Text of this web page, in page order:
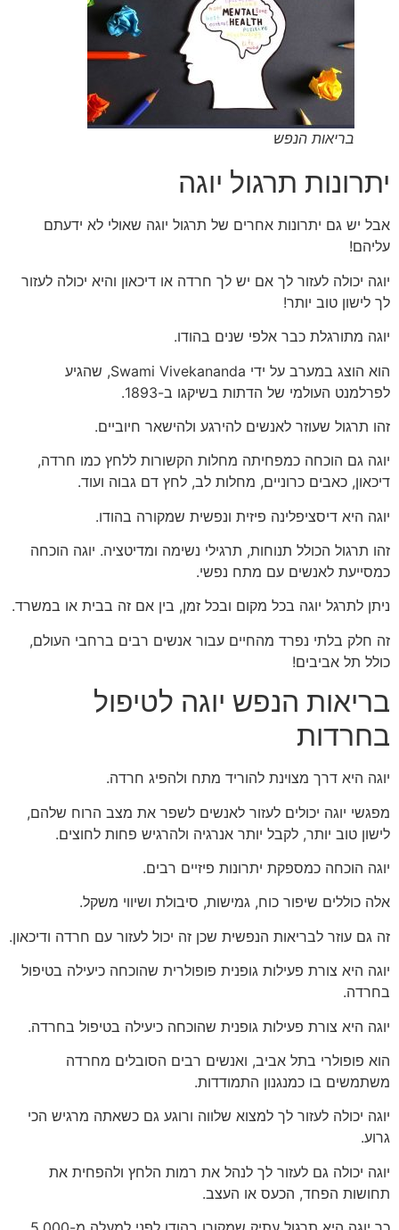
בריאות הנפש
יתרונות תרגול יוגה
אבל יש גם יתרונות אחרים של תרגול יוגה שאולי לא ידעתם
עליהם!
יוגה יכולה לעזור לך אם יש לך חרדה או דיכאון והיא יכולה לעזור
לך לישון טוב יותר!
יוגה מתורגלת כבר אלפי שנים בהודו.
הוא הוצג במערב על ידי Swami Vivekananda, שהגיע
לפרלמנט העולמי של הדתות בשיקגו ב-1893.
זהו תרגול שעוזר לאנשים להירגע ולהישאר חיוביים.
יוגה גם הוכחה כמפחיתה מחלות הקשורות ללחץ כמו חרדה,
דיכאון, כאבים כרוניים, מחלות לב, לחץ דם גבוה ועוד.
יוגה היא דיסציפלינה פיזית ונפשית שמקורה בהודו.
זהו תרגול הכולל תנוחות, תרגילי נשימה ומדיטציה. יוגה הוכחה
כמסייעת לאנשים עם מתח נפשי.
ניתן לתרגל יוגה בכל מקום ובכל זמן, בין אם זה בבית או במשרד.
זה חלק בלתי נפרד מהחיים עבור אנשים רבים ברחבי העולם,
כולל תל אביבים!
בריאות הנפש יוגה לטיפול
בחרדות
יוגה היא דרך מצוינת להוריד מתח ולהפיג חרדה.
מפגשי יוגה יכולים לעזור לאנשים לשפר את מצב הרוח שלהם,
לישון טוב יותר, לקבל יותר אנרגיה ולהרגיש פחות לחוצים.
יוגה הוכחה כמספקת יתרונות פיזיים רבים.
אלה כוללים שיפור כוח, גמישות, סיבולת ושיווי משקל.
זה גם עוזר לבריאות הנפשית שכן זה יכול לעזור עם חרדה ודיכאון.
יוגה היא צורת פעילות גופנית פופולרית שהוכחה כיעילה בטיפול
בחרדה.
יוגה היא צורת פעילות גופנית שהוכחה כיעילה בטיפול בחרדה.
הוא פופולרי בתל אביב, ואנשים רבים הסובלים מחרדה
משתמשים בו כמנגנון התמודדות.
יוגה יכולה לעזור לך למצוא שלווה ורוגע גם כשאתה מרגיש הכי
גרוע.
יוגה יכולה גם לעזור לך לנהל את רמות הלחץ ולהפחית את
תחושות הפחד, הכעס או העצב.